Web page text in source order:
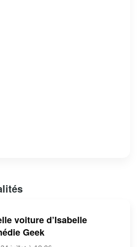
voiture d’Isabelle
Geek